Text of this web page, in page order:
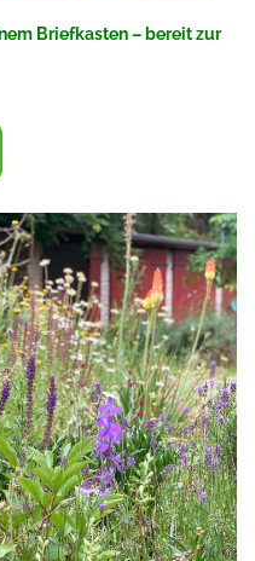
Briefkasten – bereit zur